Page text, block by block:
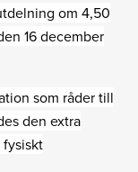
om 4,50
16 december
som råder till
den extra
fysiskt